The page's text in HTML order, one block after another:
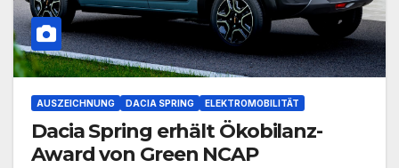
AUSZEICHNUNG DACIA SPRING ELEKTROMOBILITÄT
Dacia Spring erhält Ökobilanz-
Award von Green NCAP